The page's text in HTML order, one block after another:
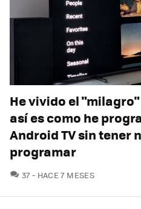
He vivido el
así es como he
Android TV sin tener
programar
37COMENTARIOS
HACE 7 MESES